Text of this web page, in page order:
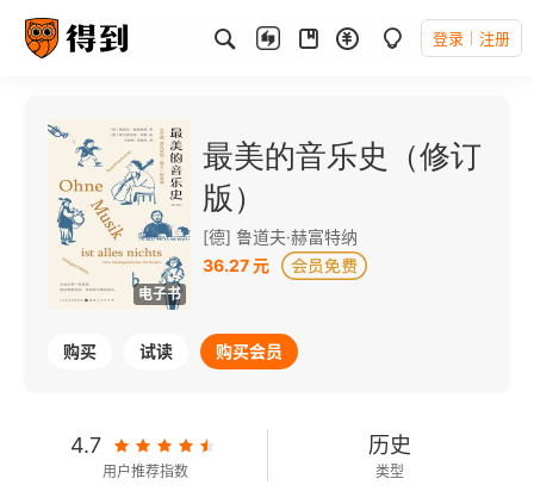
登录 注册
电子书
最美的音乐史（修订
版）
[德] 鲁道夫·赫富特纳
36.27 元
购买 试读 购买会员
4.7
用户推荐指数
历史
类型